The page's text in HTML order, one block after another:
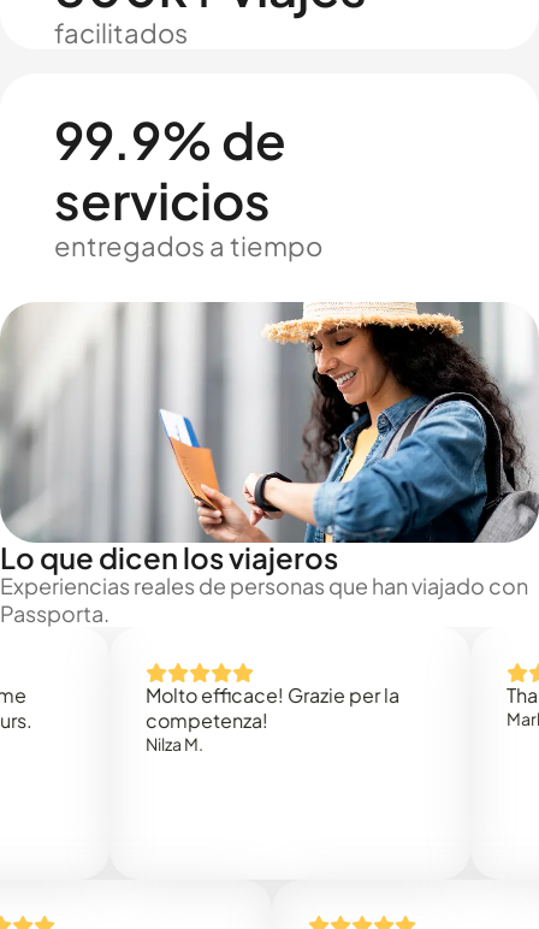
facilitados
99.9% de
servicios
entregados a tiempo
Lo que dicen los viajeros
Experiencias reales de personas que han viajado con
Passporta.
Molto efficace! Grazie per la
competenza!
Thank